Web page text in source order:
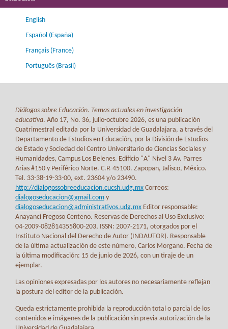
English
Español (España)
Français (France)
Português (Brasil)
Diálogos sobre Educación. Temas actuales en investigación
educativa. Año 17, No. 36, julio-octubre 2026, es una publicación
Cuatrimestral editada por la Universidad de Guadalajara, a través del
Departamento de Estudios en Educación, por la División de Estudios
de Estado y Sociedad del Centro Universitario de Ciencias Sociales y
Humanidades, Campus Los Belenes. Edificio "A" Nivel 3 Av. Parres
Arias #150 y Periférico Norte. C.P. 45100. Zapopan, Jalisco, México.
Tel. 33-38-19-33-00, ext. 23604 y/o 23490.
http://dialogossobreeducacion.cucsh.udg.mx Correos:
dialogoseducacion@gmail.com y
dialogoseducacion@administrativos.udg.mx Editor responsable:
Anayanci Fregoso Centeno. Reservas de Derechos al Uso Exclusivo:
04-2009-082814355800-203, ISSN: 2007-2171, otorgados por el
Instituto Nacional del Derecho de Autor (INDAUTOR). Responsable
de la última actualización de este número, Carlos Morgano. Fecha de
la última modificación: 15 de junio de 2026, con un tiraje de un
ejemplar.
Las opiniones expresadas por los autores no necesariamente reflejan
la postura del editor de la publicación.
Queda estrictamente prohibida la reproducción total o parcial de los
contenidos e imágenes de la publicación sin previa autorización de la